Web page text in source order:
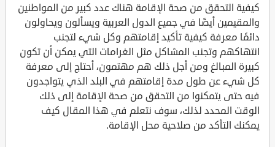
كيفية التحقق من صحة الإقامة هناك عدد كبير من المواطنين
والمقيمين أيضًا في جميع الدول العربية ويسألون ويحاولون
دائمًا معرفة كيفية تأكيد إقامتهم وكل شيء لتجنب
انتهاكهم وتجنب المشاكل مثل الغرامات التي يمكن أن تكون
كبيرة المبالغ ومن أجل ذلك هم مهتمون، أحتاج إلى معرفة
كل شيء عن طول مدة إقامتهم في البلد الذي يتواجدون
فيه حتى يتمكنوا من التحقق من صحة الإقامة إلى ذلك
الوقت المحدد لذلك، سوف نتعلم في هذا المقال كيف
يمكنك التأكد من صلاحية محل الإقامة.